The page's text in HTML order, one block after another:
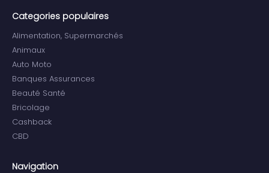
Categories populaires
Alimentation, Supermarchés
Animaux
Auto Moto
Banques Assurances
Beauté Santé
Bricolage
Cashback
CBD
Navigation